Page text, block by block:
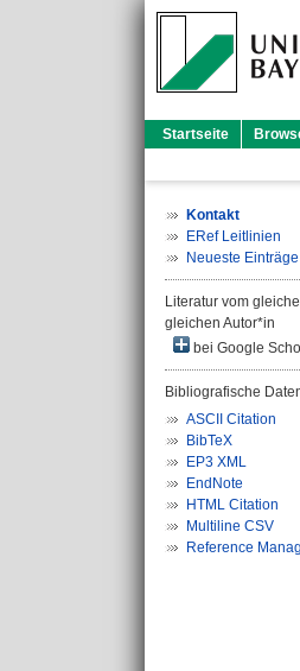
Startseite
Kontakt
ERef Leitlinien
Neueste Einträge
Literatur vom
gleichen Autor*in
bei Google
Bibliografische
ASCII Citation
BibTeX
EP3 XML
EndNote
HTML Citation
Multiline CSV
Reference